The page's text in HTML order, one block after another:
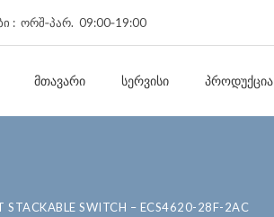
: ორშ‑პარ. 09:00‑19:00
ᲛᲗᲐᲕᲐᲠᲘ ᲡᲔᲠᲕᲘᲡᲘ ᲞᲠᲝᲓᲣᲥᲪᲘᲐ
STACKABLE SWITCH – ECS4620-28F-2AC